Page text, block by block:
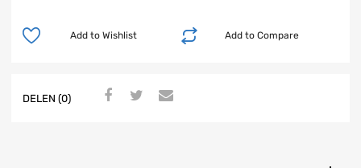
Add to Compare
Add to Wishlist
DELEN (0)